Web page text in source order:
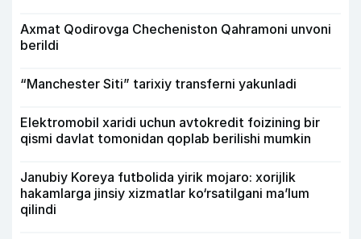
Axmat Qodirovga Checheniston Qahramoni unvoni
berildi
“Manchester Siti” tarixiy transferni yakunladi
Elektromobil xaridi uchun avtokredit foizining bir
qismi davlat tomonidan qoplab berilishi mumkin
Janubiy Koreya futbolida yirik mojaro: xorijlik
hakamlarga jinsiy xizmatlar ko‘rsatilgani ma’lum
qilindi